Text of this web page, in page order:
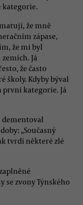
kategorie.
že mně
zápase,
že mi byl
Já
že často
školy. Kdyby býval
kategorie. Já
dementoval
„Současný
tvrdí některé zlé
se zvony Týnského